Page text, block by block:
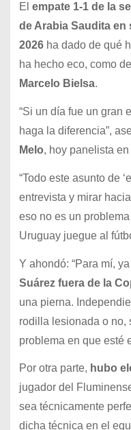
El empate 1-1 de la
de Arabia Saudita en
2026ha dado de qué
ha hecho eco, como
Marcelo Bielsa.
“Si un día fue un gran
haga la diferencia”,
Melo, hoy panelista en
“Todo este asunto de
entrevista y mirar
eso no es un
Uruguay juegue al
Y ahondó: “Para mí, ya
Suárez fuera de la
una pierna.
rodilla lesionada o no,
problema en que esté
Por otra parte, hubo
jugador del
sea técnicamente
dicha técnica en el